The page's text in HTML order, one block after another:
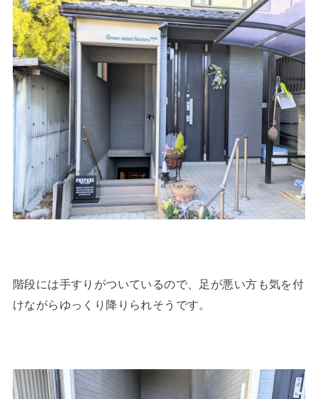
階段には手すりがついているので、足が悪い方も気を付
けながらゆっくり降りられそうです。